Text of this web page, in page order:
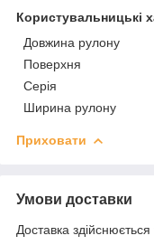
Користувальницькі
Довжина рулону
Поверхня
Серія
Ширина рулону
Приховати
Умови доставки
Доставка здійснюється